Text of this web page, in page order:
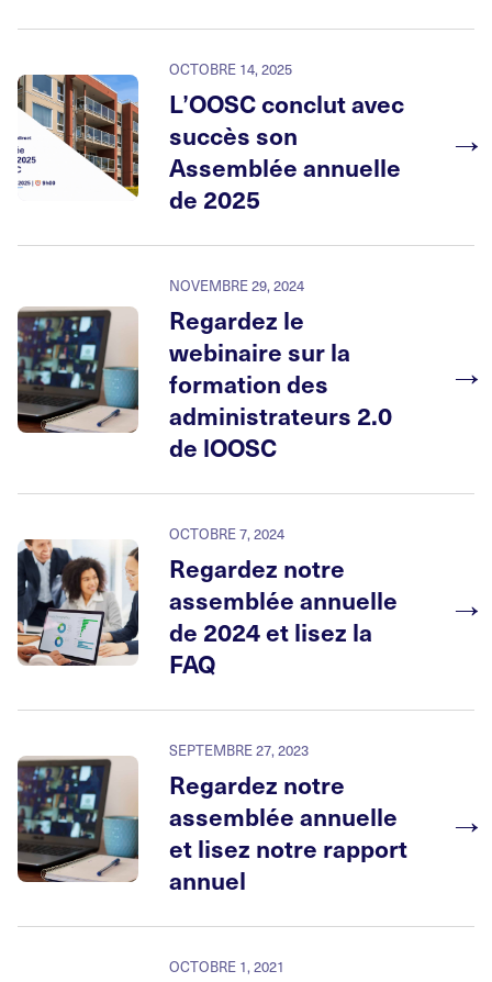
OCTOBRE 14, 2025
L’OOSC conclut avec
succès son
Assemblée annuelle
de 2025
→
NOVEMBRE 29, 2024
Regardez le
webinaire sur la
formation des
administrateurs 2.0
de lOOSC
→
OCTOBRE 7, 2024
Regardez notre
assemblée annuelle
de 2024 et lisez la
FAQ
→
SEPTEMBRE 27, 2023
Regardez notre
assemblée annuelle
et lisez notre rapport
annuel
→
OCTOBRE 1, 2021